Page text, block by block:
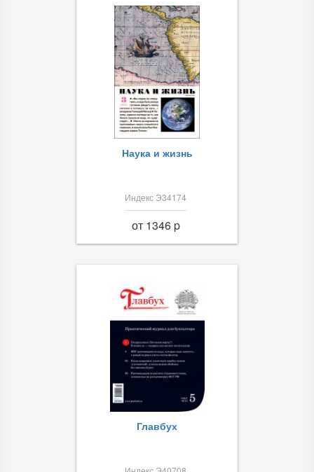
Наука и жизнь
Индекс Э34174
от 1346 p
Главбух